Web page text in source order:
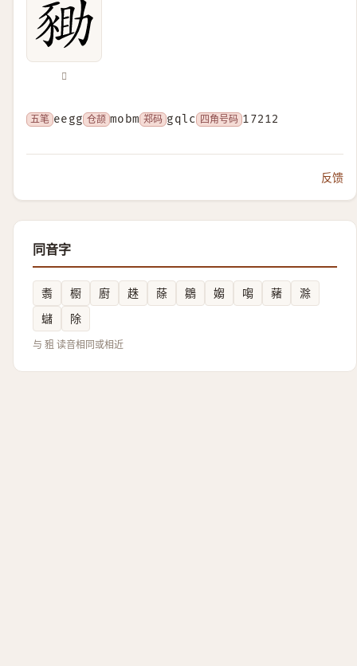
𧱑
五笔 eegg 仓颉 mobm 郑码 gqlc 四角号码 17212
反馈
同音字
䎝 櫉 廚 趎 蒢 鶵 媰 㗙 藸
滁
蠩
除
与 豠 读音相同或相近